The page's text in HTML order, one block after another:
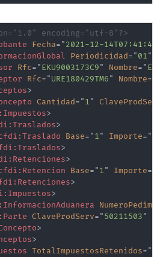
encoding="utf-8"?>
Fecha="2021-12-14T07:41:44
Periodicidad="01"
Rfc="EKU9003173C9" Nombre="
Rfc="URE180429TM6" Nombre=
>
Cantidad="1" ClaveProdServ
Impuestos>
Traslados>
Traslado Base="1" Importe="
Traslados>
Retenciones>
Retencion Base="1" Importe=
Retenciones>
Impuestos>
InformacionAduanera
Parte ClaveProdServ="50211503"
>
>
TotalImpuestosRetenidos="